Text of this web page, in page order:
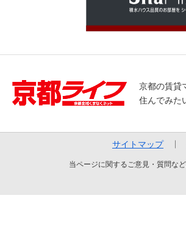
京都の賃貸
住んでみた
サイトマップ
当ページに関するご意見・質問な